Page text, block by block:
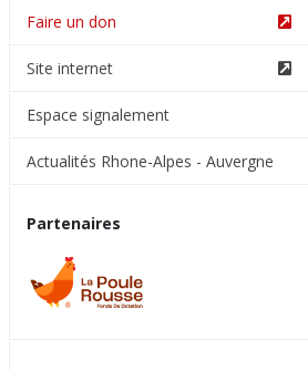
Faire un don
Site internet
Espace signalement
Actualités Rhone-Alpes - Auvergne
Partenaires